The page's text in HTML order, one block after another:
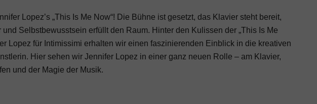
Lopez’s „This Is Me Now“! Die Bühne ist gesetzt, das Klavier steht bereit,
Selbstbewusstsein erfüllt den Raum. Hinter den Kulissen der „This Is Me
Lopez für Intimissimi erhalten wir einen faszinierenden Einblick in die kreativen
Hier sehen wir Jennifer Lopez in einer ganz neuen Rolle – am Klavier,
und der Magie der Musik.